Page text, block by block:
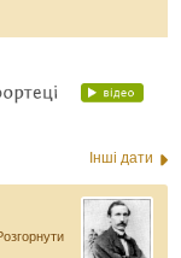
Інші дати